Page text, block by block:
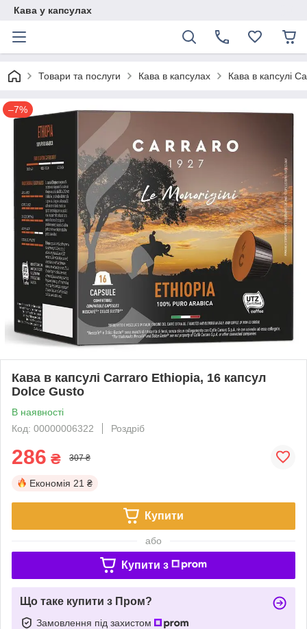
Кава у капсулах
Товари та послуги Кава в капсулах Кава в капсулі
–7%
Кава в капсулі Carraro Ethiopia, 16 капсул
Dolce Gusto
В наявності
Код: 00000006322
Роздріб
286 ₴ 307 ₴
Економія 21 ₴
Купити
або
Купити з
Що таке купити з Пром?
Замовлення під захистом